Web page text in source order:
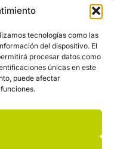
tecnologías como las
del dispositivo. El
procesar datos como
únicas en este
puede afectar